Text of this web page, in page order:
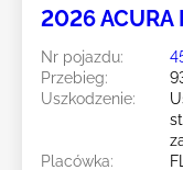
2026 ACURA
Nr pojazdu:
Przebieg:
Uszkodzenie:
Placówka: